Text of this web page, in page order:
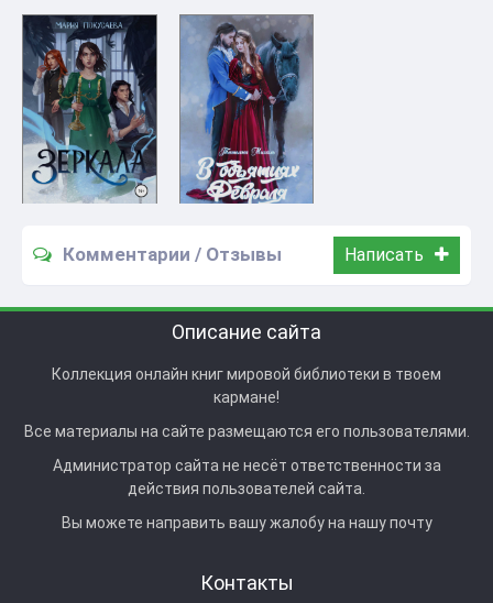
Комментарии / Отзывы Написать
Описание сайта
Коллекция онлайн книг мировой библиотеки в твоем
кармане!
Все материалы на сайте размещаются его пользователями.
Администратор сайта не несёт ответственности за
действия пользователей сайта.
Вы можете направить вашу жалобу на нашу почту
Контакты